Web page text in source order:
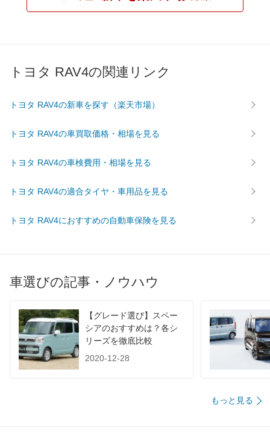
トヨタ RAV4の関連リンク
トヨタ RAV4の新車を探す（楽天市場）
トヨタ RAV4の車買取価格・相場を見る
トヨタ RAV4の車検費用・相場を見る
トヨタ RAV4の適合タイヤ・車用品を見る
トヨタ RAV4におすすめの自動車保険を見る
車選びの記事・ノウハウ
【グレード選び】スペー
シアのおすすめは？各シ
リーズを徹底比較
2020-12-28
もっと見る